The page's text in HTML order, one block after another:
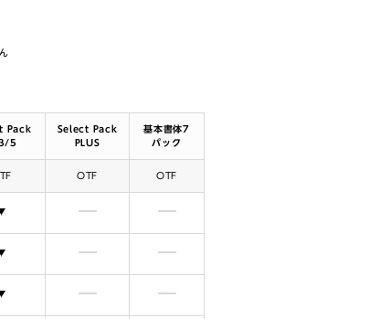
Pack
5
Select Pack
PLUS
基本書体7
パック
OTF OTF
含まれません 含まれません
含まれません 含まれません
含まれません 含まれません